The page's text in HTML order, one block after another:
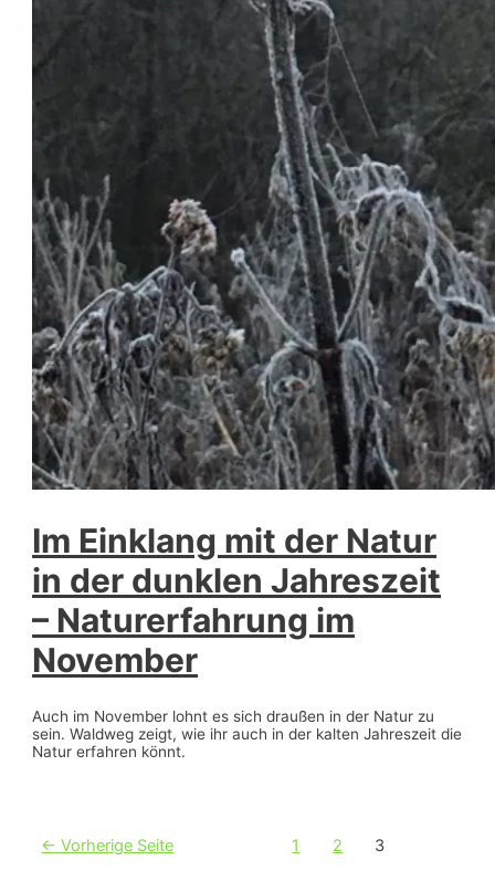
Im Einklang mit der Natur
in der dunklen Jahreszeit
– Naturerfahrung im
November
Auch im November lohnt es sich draußen in der Natur zu
sein. Waldweg zeigt, wie ihr auch in der kalten Jahreszeit die
Natur erfahren könnt.
Beitragsnavigation
← Vorherige Seite 1 2 3